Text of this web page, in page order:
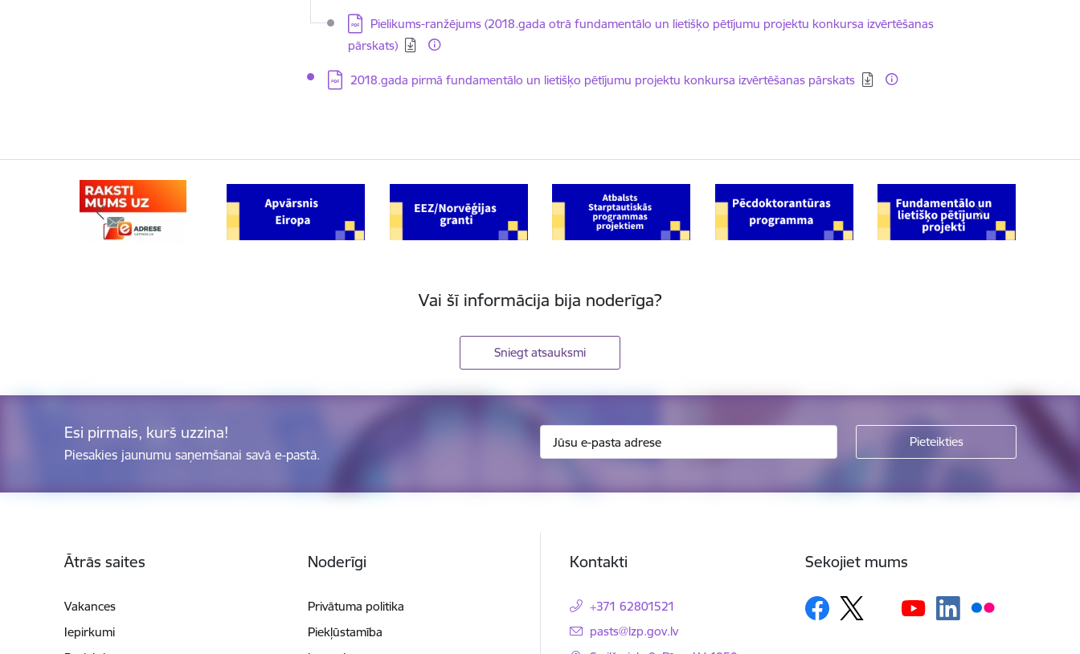
Lejupielādēt:
Pielikums-ranžējums (2018.gada otrā fundamentālo un lietišķo pētījumu projektu konkursa izvērtēšanas
pārskats)
Lejupielādēt:
2018.gada pirmā fundamentālo un lietišķo pētījumu projektu konkursa izvērtēšanas pārskats
Vai šī informācija bija noderīga?
Sniegt atsauksmi
Esi pirmais, kurš uzzina!
Piesakies jaunumu saņemšanai savā e-pastā.
Ātrās saites
Vakances
Iepirkumi
Noderīgi
Privātuma politika
Piekļūstamība
Kontakti
+371 62801521
E-pasts:
pasts@lzp.gov.lv
Sekojiet mums